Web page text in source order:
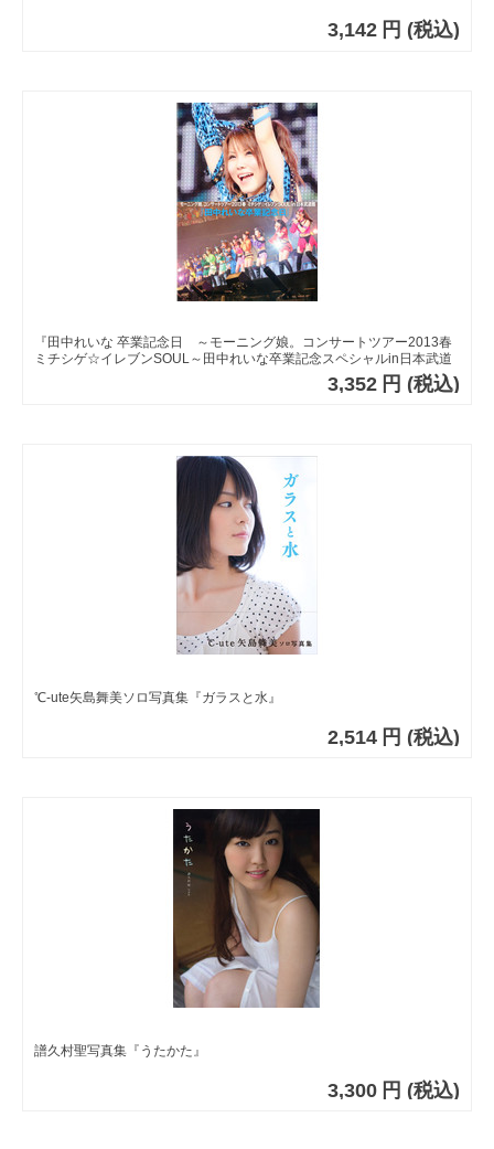
3,142 円 (税込)
『田中れいな 卒業記念日 ～モーニング娘。コンサートツアー2013春
ミチシゲ☆イレブンSOUL～田中れいな卒業記念スペシャルin日本武道
3,352 円 (税込)
℃-ute矢島舞美ソロ写真集『ガラスと水』
2,514 円 (税込)
譜久村聖写真集『うたかた』
3,300 円 (税込)